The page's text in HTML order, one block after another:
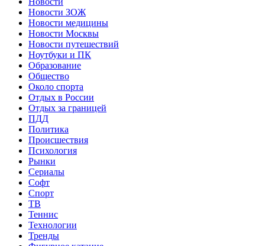
Новости ЗОЖ
Новости медицины
Новости Москвы
Новости путешествий
Ноутбуки и ПК
Образование
Общество
Около спорта
Отдых в России
Отдых за границей
ПДД
Политика
Происшествия
Психология
Рынки
Сериалы
Софт
Спорт
ТВ
Теннис
Технологии
Тренды